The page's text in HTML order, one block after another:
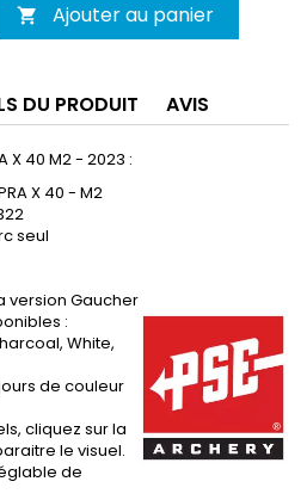
 Ajouter au panier
DU PRODUIT AVIS
X 40 M2 - 2023 :
X 40 - M2
seul
version Gaucher
:
White,
de couleur
cliquez sur la
le visuel.
de